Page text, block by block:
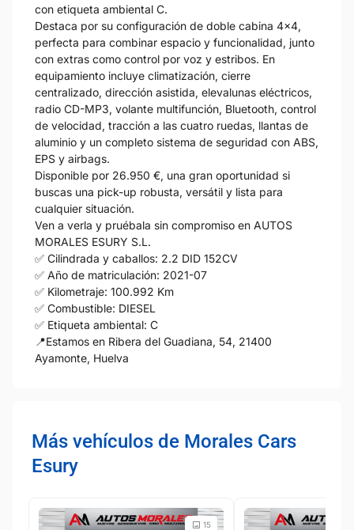
con etiqueta ambiental C.
Destaca por su configuración de doble cabina 4x4,
perfecta para combinar espacio y funcionalidad, junto
con extras como control por voz y estribos. En
equipamiento incluye climatización, cierre
centralizado, dirección asistida, elevalunas eléctricos,
radio CD-MP3, volante multifunción, Bluetooth, control
de velocidad, tracción a las cuatro ruedas, llantas de
aluminio y un completo sistema de seguridad con ABS,
EPS y airbags.
Disponible por 26.950 €, una gran oportunidad si
buscas una pick-up robusta, versátil y lista para
cualquier situación.
Ven a verla y pruébala sin compromiso en AUTOS
MORALES ESURY S.L.
✅ Cilindrada y caballos: 2.2 DID 152CV
✅ Año de matriculación: 2021-07
✅ Kilometraje: 100.992 Km
✅ Combustible: DIESEL
✅ Etiqueta ambiental: C
📍Estamos en Ribera del Guadiana, 54, 21400
Ayamonte, Huelva
Más vehículos de Morales Cars
Esury
15